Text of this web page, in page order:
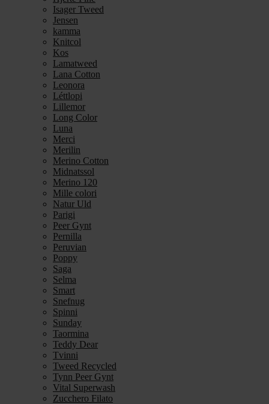
Isager Tweed
Jensen
kamma
Knitcol
Kos
Lamatweed
Lana Cotton
Leonora
Léttlopi
Lillemor
Long Color
Luna
Merci
Merilin
Merino Cotton
Midnatssol
Merino 120
Mille colori
Natur Uld
Parigi
Peer Gynt
Pernilla
Peruvian
Poppy
Saga
Selma
Smart
Snefnug
Spinni
Sunday
Taormina
Teddy Dear
Tvinni
Tweed Recycled
Tynn Peer Gynt
Vital Superwash
Zucchero Filato